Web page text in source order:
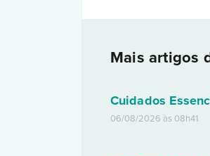
Mais artigos
Cuidados
06/08/2026 às 08h41